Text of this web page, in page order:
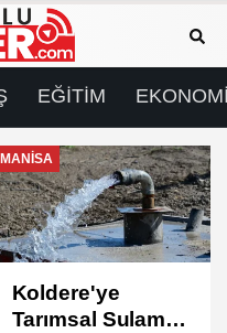
EĞİTİM
GÜNDEM
Manisa'da 1.200
Kınalı Keklik